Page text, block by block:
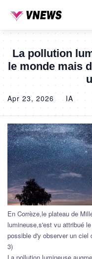
La pollution
le monde mais
Apr 23, 2026 IA
En Corrèze,le plateau de
lumineuse,s'est vu attribué
possible d'y observer un ciel
3)
La pollution lumineuse